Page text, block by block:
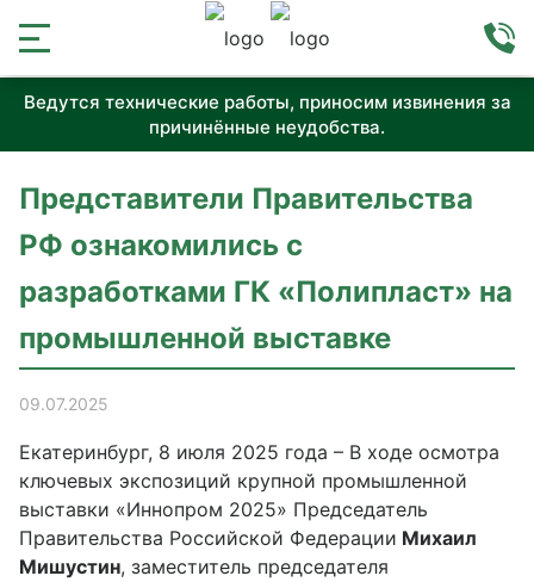
Ведутся технические работы, приносим извинения за
причинённые неудобства.
Представители Правительства
РФ ознакомились с
разработками ГК «Полипласт» на
промышленной выставке
09.07.2025
Екатеринбург, 8 июля 2025 года – В ходе осмотра
ключевых экспозиций крупной промышленной
выставки «Иннопром 2025» Председатель
Правительства Российской Федерации Михаил
Мишустин, заместитель председателя